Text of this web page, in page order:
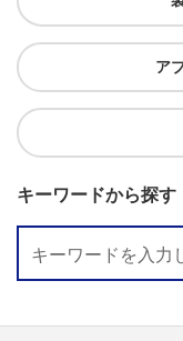
ア
キーワードから探す